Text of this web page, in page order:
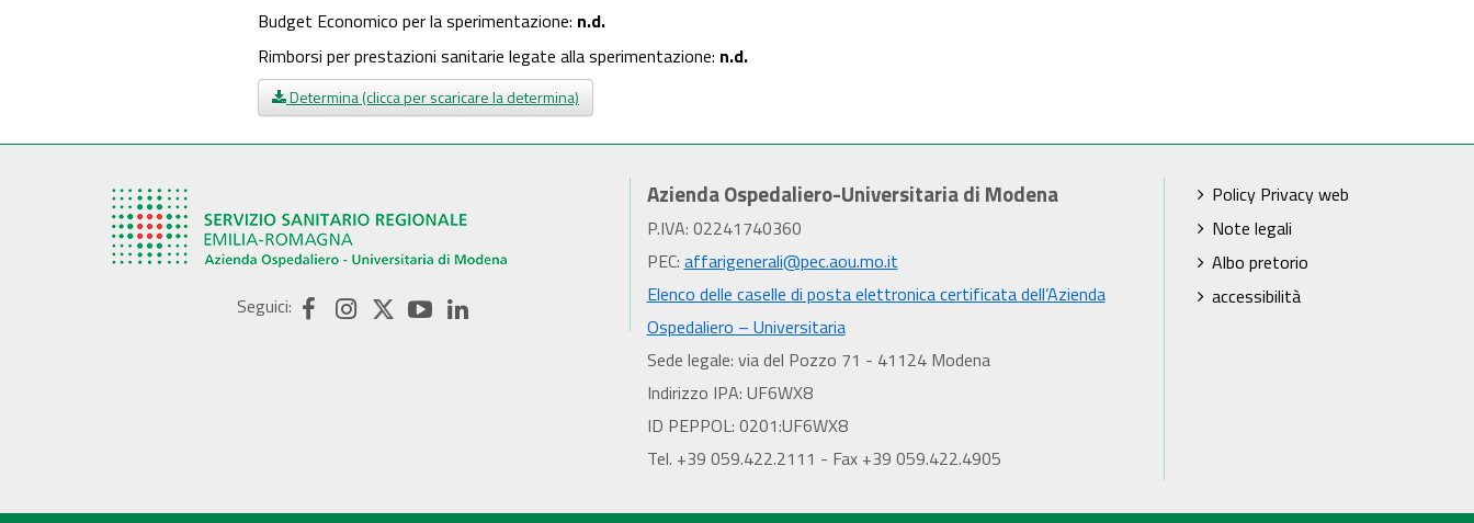
Budget Economico per la sperimentazione: n.d.
Rimborsi per prestazioni sanitarie legate alla sperimentazione: n.d.
Determina (clicca per scaricare la determina)
Seguici:
Azienda Ospedaliero-Universitaria di Modena
P.IVA: 02241740360
PEC: affarigenerali@pec.aou.mo.it
Elenco delle caselle di posta elettronica certificata dell’Azienda
Ospedaliero – Universitaria
Sede legale: via del Pozzo 71 - 41124 Modena
Indirizzo IPA: UF6WX8
ID PEPPOL: 0201:UF6WX8
Tel. +39 059.422.2111 - Fax +39 059.422.4905
Policy Privacy web
Note legali
Albo pretorio
accessibilità